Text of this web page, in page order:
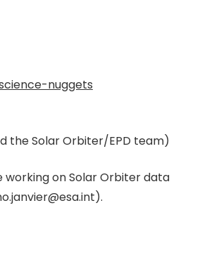
nuggets
the Solar Orbiter/EPD team)
working on Solar Orbiter data